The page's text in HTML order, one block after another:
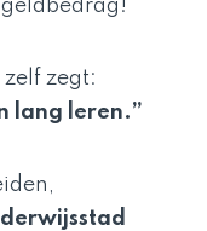
zegt:
lang leren.”